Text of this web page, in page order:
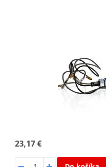
23,17 €